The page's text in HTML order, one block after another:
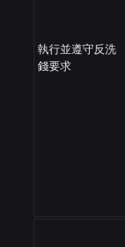
執行並遵守反洗
錢要求